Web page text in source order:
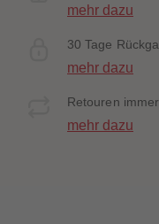
mehr dazu
30 Tage
mehr dazu
Retouren
mehr dazu